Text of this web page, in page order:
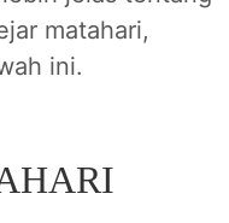
matahari,
ini.